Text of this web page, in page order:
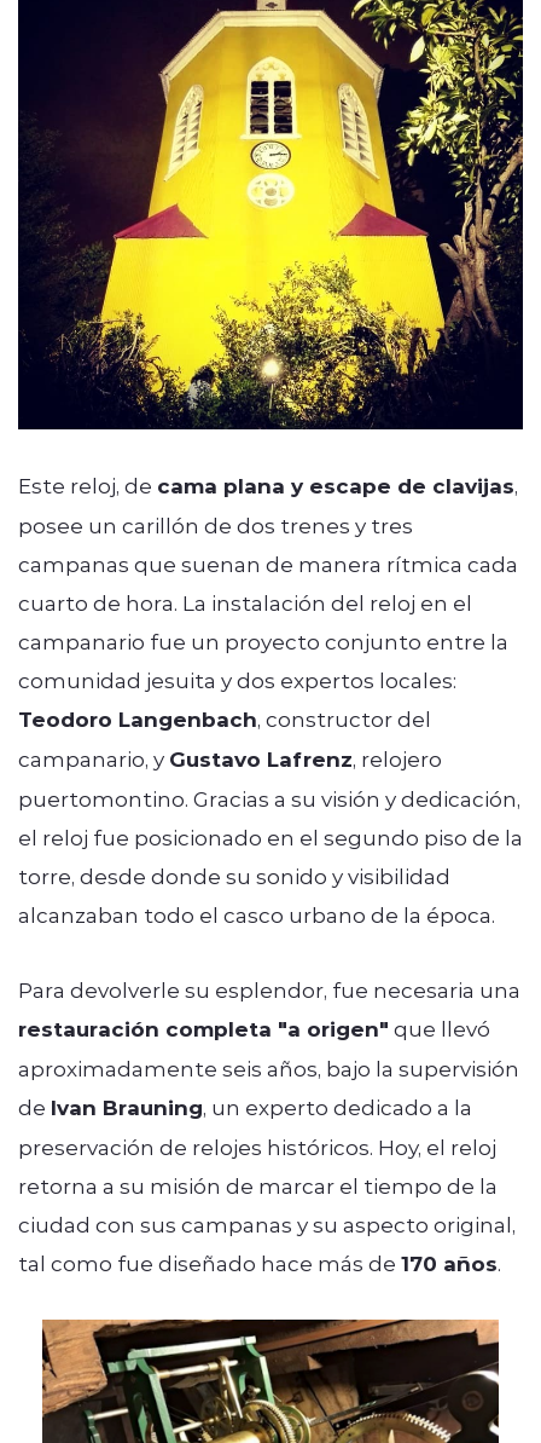
Este reloj, de cama plana y escape de clavijas,
posee un carillón de dos trenes y tres
campanas que suenan de manera rítmica cada
cuarto de hora. La instalación del reloj en el
campanario fue un proyecto conjunto entre la
comunidad jesuita y dos expertos locales:
Teodoro Langenbach, constructor del
campanario, y Gustavo Lafrenz, relojero
puertomontino. Gracias a su visión y dedicación,
el reloj fue posicionado en el segundo piso de la
torre, desde donde su sonido y visibilidad
alcanzaban todo el casco urbano de la época.
Para devolverle su esplendor, fue necesaria una
restauración completa "a origen" que llevó
aproximadamente seis años, bajo la supervisión
de Ivan Brauning, un experto dedicado a la
preservación de relojes históricos. Hoy, el reloj
retorna a su misión de marcar el tiempo de la
ciudad con sus campanas y su aspecto original,
tal como fue diseñado hace más de 170 años.